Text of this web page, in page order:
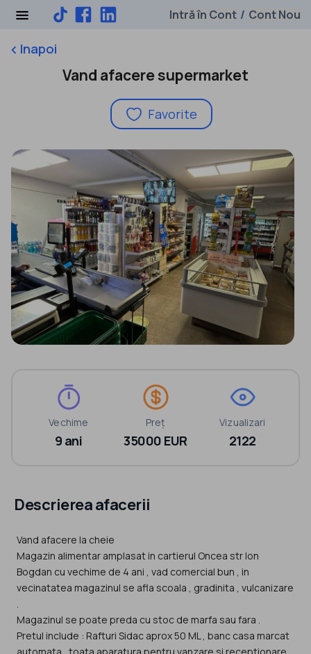
Intră în Cont / Cont Nou
keyboard_arrow_leftInapoi
Vand afacere supermarket
Favorite
Vechime
9 ani
Preț
35000 EUR
Vizualizari
2122
Descrierea afacerii
Vand afacere la cheie
Magazin alimentar amplasat in cartierul Oncea str Ion
Bogdan cu vechime de 4 ani , vad comercial bun , in
vecinatatea magazinul se afla scoala , gradinita , vulcanizare
.
Magazinul se poate preda cu stoc de marfa sau fara .
Pretul include : Rafturi Sidac aprox 50 ML , banc casa marcat